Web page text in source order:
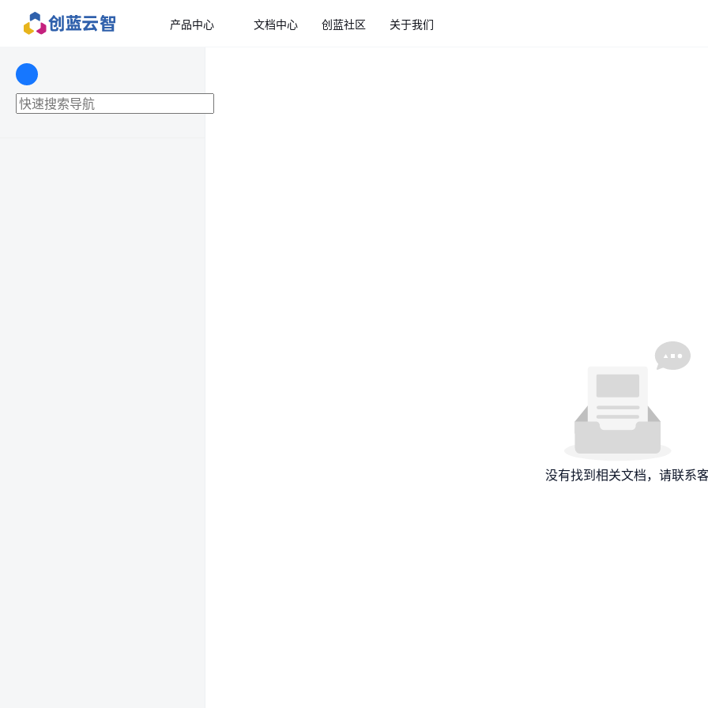
产品中心 文档中心 创蓝社区 关于我们
没有找到相关文档，请联系